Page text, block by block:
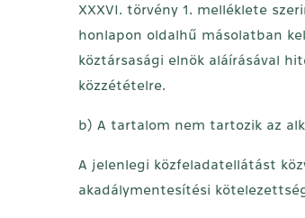
XXXVI. törvény 1. melléklete
honlapon oldalhű másolatban
köztársasági elnök aláírásával
közzétételre.
b) A tartalom nem tartozik az
A jelenlegi közfeladatellátást
akadálymentesítési